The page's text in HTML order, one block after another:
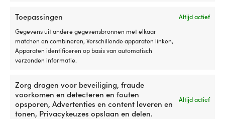
Toepassingen
Altijd actief
Gegevens uit andere gegevensbronnen met elkaar
matchen en combineren, Verschillende apparaten linken,
Apparaten identificeren op basis van automatisch
verzonden informatie.
Zorg dragen voor beveiliging, fraude
voorkomen en detecteren en fouten
opsporen, Advertenties en content leveren en
tonen, Privacykeuzes opslaan en delen.
Altijd actief
Bevestigingsring met bus
Seldén, Ø75/75 mm, Ø76/76
mm
BESCHIKBAAR VIA
Bevestigingsring met
boegbeslag & bus Seldén,
Ø72/72 mm
BESCHIKBAAR VIA